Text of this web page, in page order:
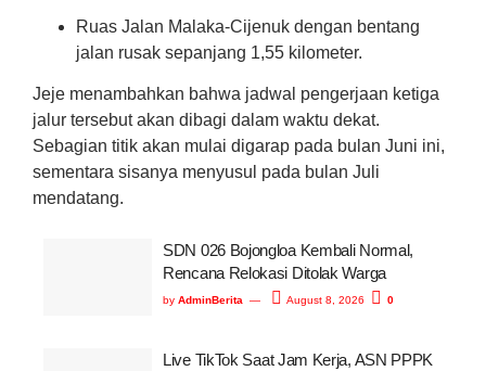
Ruas Jalan Malaka-Cijenuk dengan bentang
jalan rusak sepanjang 1,55 kilometer.
Jeje menambahkan bahwa jadwal pengerjaan ketiga
jalur tersebut akan dibagi dalam waktu dekat.
Sebagian titik akan mulai digarap pada bulan Juni ini,
sementara sisanya menyusul pada bulan Juli
mendatang.
SDN 026 Bojongloa Kembali Normal,
Rencana Relokasi Ditolak Warga
by AdminBerita August 8, 2026 0
Live TikTok Saat Jam Kerja, ASN PPPK